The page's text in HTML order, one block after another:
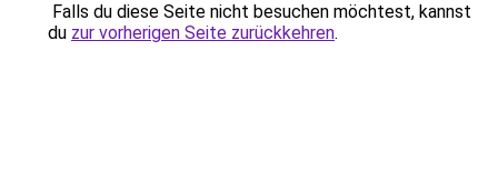
Falls du diese Seite nicht besuchen möchtest, kannst
du zur vorherigen Seite zurückkehren.